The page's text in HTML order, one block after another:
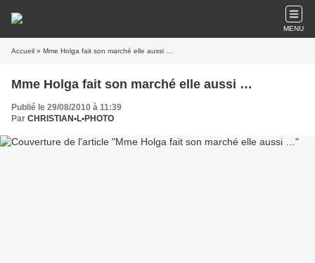
MENU
Accueil » Mme Holga fait son marché elle aussi …
Mme Holga fait son marché elle aussi …
Publié le 29/08/2010 à 11:39
Par CHRISTIAN•L•PHOTO